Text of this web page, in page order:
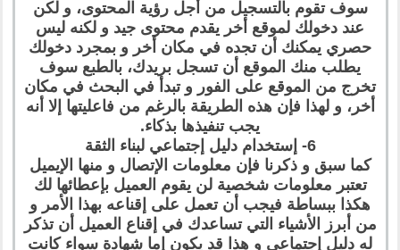
سوف تقوم بالتسجيل من أجل رؤية المحتوى، و لكن
عند دخولك لموقع أخر يقدم محتوى جيد و لكنه ليس
حصري يمكنك أن تجده في مكان أخر و بمجرد دخولك
يطلب منك الموقع أن تسجل بريدك، بالطبع سوف
تخرج من الموقع على الفور و تبدأ في البحث في مكان
أخر، و لهذا فإن هذه الطريقة بالرغم من فاعليتها إلا أنه
يجب تنفيذها بذكاء.
6- إستخدام دليل إجتماعي لبناء الثقة
كما سبق و ذكرنا فإن معلومات الإتصال و منها الإيميل
تعتبر معلومات شخصية لن يقوم العميل بإعطائها لك
هكذا ببساطة فيجب أن تعمل على إقناعه بهذا الأمر و
من أبرز الأشياء التي تساعدك في إقناع العميل أن تذكر
له دليل إجتماعي و هذا قد يكون إما شهادة سواء كانت